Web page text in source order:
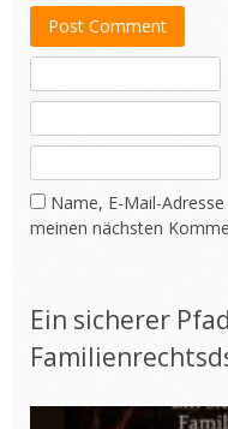
Post Comment
Name, E-Mail-
meinen nächsten
Ein sicherer